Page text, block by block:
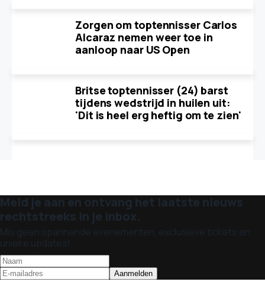
Zorgen om toptennisser Carlos
Alcaraz nemen weer toe in
aanloop naar US Open
Britse toptennisser (24) barst
tijdens wedstrijd in huilen uit:
'Dit is heel erg heftig om te zien'
Meld je aan en ontvang het laatste nieuws
rechtstreeks in je inbox.
Mis geen spannende evenementen, exclusieve tickets en
unieke updates!